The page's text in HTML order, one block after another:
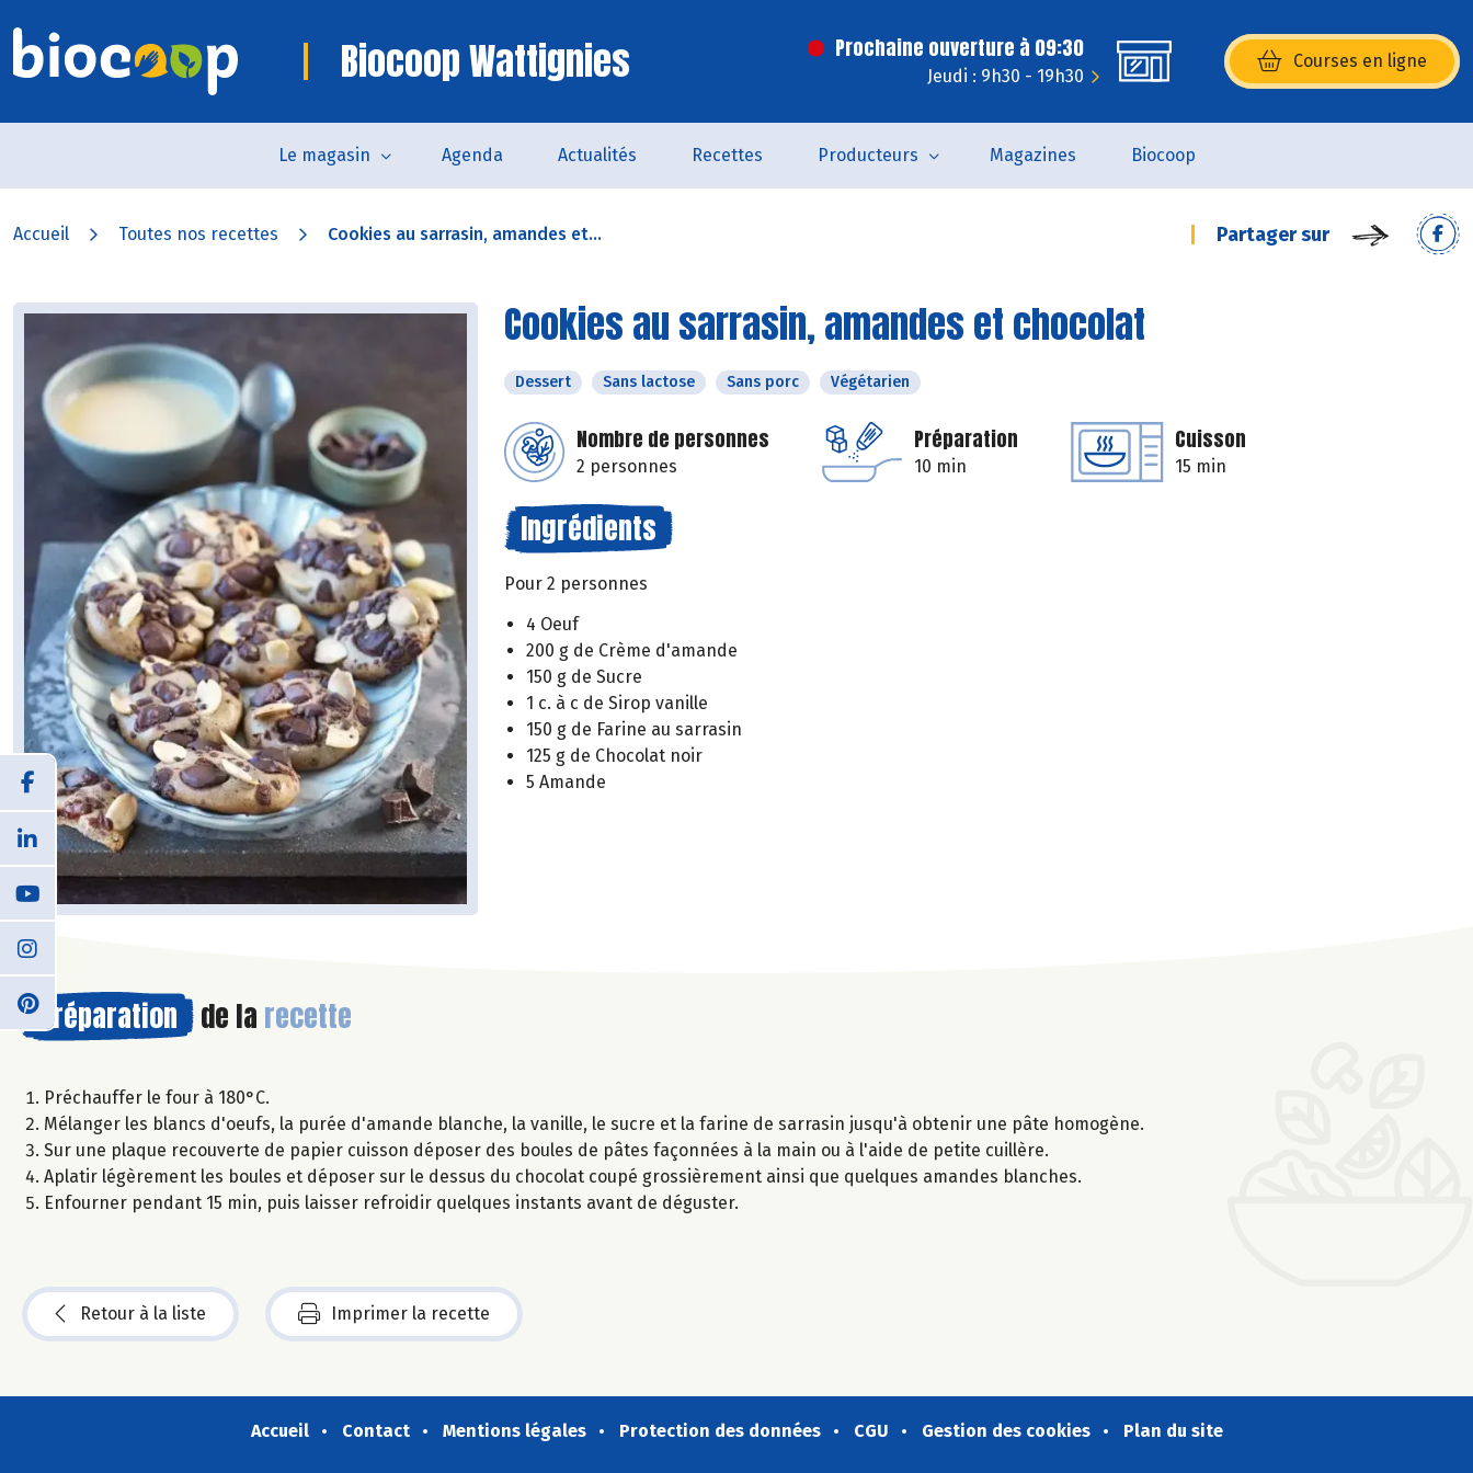
Biocoop Wattignies Prochaine ouverture à 09:30
Jeudi : 9h30 - 19h30
Courses en ligne
(s’ouvre dans une nouvelle
Le magasin Agenda Actualités Recettes Producteurs Magazines Biocoop
Accueil Toutes nos recettes Cookies au sarrasin, amandes et... Partager sur
Cookies au sarrasin, amandes et chocolat
Dessert Sans lactose Sans porc Végétarien
Nombre de personnes
2 personnes
Préparation
10 min
Cuisson
15 min
Ingrédients
Pour 2 personnes
4 Oeuf
200 g de Crème d'amande
150 g de Sucre
1 c. à c de Sirop vanille
150 g de Farine au sarrasin
125 g de Chocolat noir
5 Amande
Préparation de la recette
Préchauffer le four à 180°C.
Mélanger les blancs d'oeufs, la purée d'amande blanche, la vanille, le sucre et la farine de sarrasin jusqu'à obtenir une pâte homogène.
Sur une plaque recouverte de papier cuisson déposer des boules de pâtes façonnées à la main ou à l'aide de petite cuillère.
Aplatir légèrement les boules et déposer sur le dessus du chocolat coupé grossièrement ainsi que quelques amandes blanches.
Enfourner pendant 15 min, puis laisser refroidir quelques instants avant de déguster.
Retour à la liste Imprimer la recette
Accueil Contact Mentions légales Protection des données CGU Gestion des cookies Plan du site